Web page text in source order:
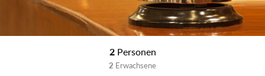
2 Personen
2 Erwachsene